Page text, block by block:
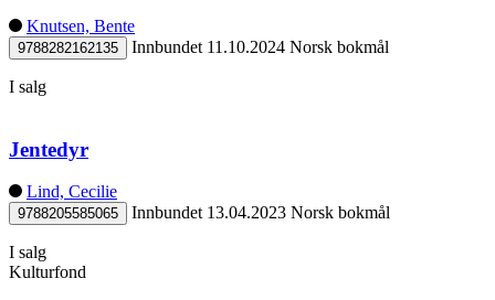
Knutsen, Bente
9788282162135 Innbundet 11.10.2024 Norsk bokmål
I salg
Jentedyr
Lind, Cecilie
9788205585065 Innbundet 13.04.2023 Norsk bokmål
I salg
Kulturfond